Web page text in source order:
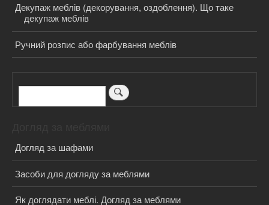
Декупаж меблів (декорування, оздоблення). Що таке
декупаж меблів
Ручний розпис або фарбування меблів
Пошук
Догляд за шафами
Засоби для догляду за меблями
Як доглядати меблі. Догляд за меблями